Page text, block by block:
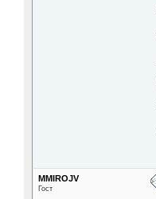
MMIROJV
Гост